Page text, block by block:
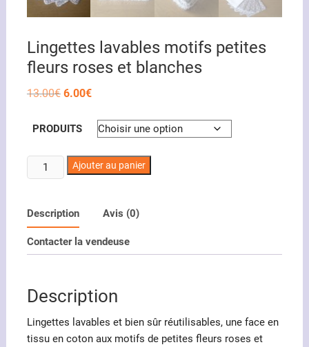
Lingettes lavables motifs petites
fleurs roses et blanches
13.00€ Le
était :
13.00€.
6.00€Le
est :
6.00€.
PRODUITS
quantité
de
lavables
motifs
petites
et
Ajouter au panier
Description Avis (0)
Contacter la vendeuse
Description
Lingettes lavables et bien sûr réutilisables, une face en
tissu en coton aux motifs de petites fleurs roses et